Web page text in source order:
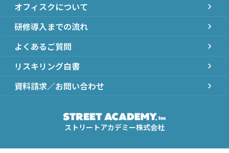
オフィスクについて chevron_right
研修導入までの流れ chevron_right
よくあるご質問 chevron_right
リスキリング白書 chevron_right
資料請求／お問い合わせ chevron_right
ストリートアカデミー株式会社